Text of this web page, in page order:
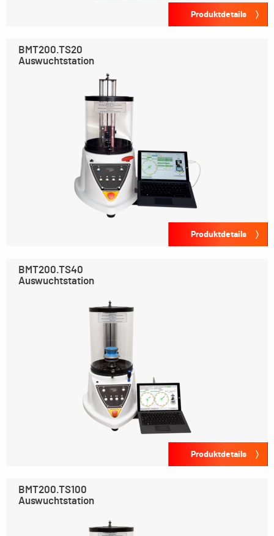
Produktdetails
BMT200.TS20
Auswuchtstation
Produktdetails
BMT200.TS40
Auswuchtstation
Produktdetails
BMT200.TS100
Auswuchtstation